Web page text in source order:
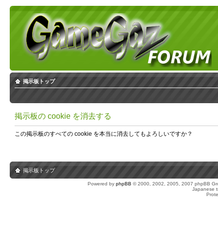
掲示板トップ
掲示板の cookie を消去する
この掲示板のすべての cookie を本当に消去してもよろしいですか？
掲示板トップ
Powered by phpBB © 2000, 2002, 2005, 2007 phpBB
Japanese